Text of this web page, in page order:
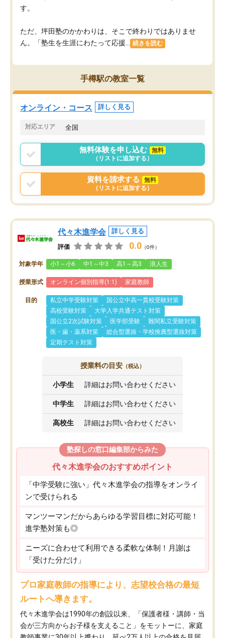
す。
ただ、坪田塾のかかわりは、そこで終わりではありませ
ん。「塾生を生涯にわたって応援...
続きを読む
手樽駅の教室一覧
オンライン・コース 詳しく見る
対応エリア 全国
無料体験を申し込む
無料
（リストに追加する）
資料を請求する
無料
（リストに追加する）
代々木進学会 詳しく見る
評価 0.0 （0件）
対象学年 小1～小6 中1～中3 高1～高3 浪人生
授業形式 オンライン個別指導(1:1) 家庭教師
目的 私立中学受験対策
国公立中高一貫校受験対策
高校受験対策
大学入学共通テスト対策
国公立2次試験対策
医学部受験
難関私立受験対策
医・歯・薬系対策
総合型選抜・学校推薦型選抜対策
定期テスト対策
授業料の目安 （税込）
小学生 詳細はお問い合わせください
中学生 詳細はお問い合わせください
高校生 詳細はお問い合わせください
塾探しの窓口編集部からみた
代々木進学会のおすすめポイント
「中学受験に強い」代々木進学会の指導をオンライ
ンで受けられる
マンツーマンだからあらゆる学習目標に対応可能！
進学塾対策も◎
ニーズに合わせて利用できる柔軟な体制！月謝は
「受けた分だけ」
プロ家庭教師の指導により、志望校合格の最短
ルートへ導きます。
代々木進学会は1990年の創設以来、「保護者様・講師・当
会が三方向からお子様を支えること」をモットーに、家庭